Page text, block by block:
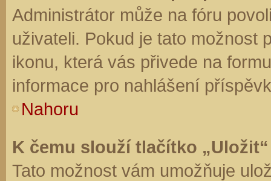
Administrátor může na fóru
uživateli. Pokud je tato možnost
ikonu, která vás přivede na
informace pro nahlášení
Nahoru
K čemu slouží tlačítko
Tato možnost vám umožňuje